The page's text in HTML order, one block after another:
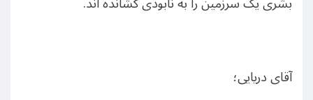
آقای دریایی؛